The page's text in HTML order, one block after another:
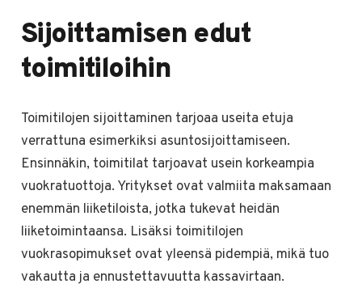
Sijoittamisen edut
toimitiloihin
Toimitilojen sijoittaminen tarjoaa useita etuja
verrattuna esimerkiksi asuntosijoittamiseen.
Ensinnäkin, toimitilat tarjoavat usein korkeampia
vuokratuottoja. Yritykset ovat valmiita maksamaan
enemmän liiketiloista, jotka tukevat heidän
liiketoimintaansa. Lisäksi toimitilojen
vuokrasopimukset ovat yleensä pidempiä, mikä tuo
vakautta ja ennustettavuutta kassavirtaan.